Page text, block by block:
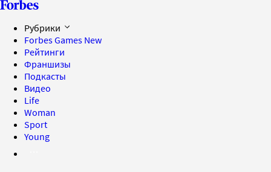
Рубрики
Forbes Games New
Рейтинги
Франшизы
Подкасты
Видео
Life
Woman
Sport
Young